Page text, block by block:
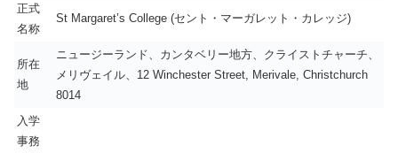
正式
名称
St Margaret’s College (セント・マーガレット・カレッジ)
所在
地
ニュージーランド、カンタベリー地方、クライストチャーチ、
メリヴェイル、12 Winchester Street, Merivale, Christchurch
8014
入学
事務